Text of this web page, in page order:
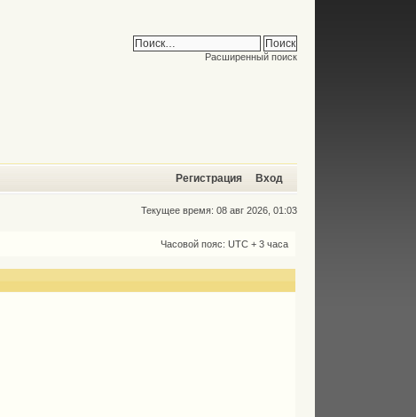
Расширенный поиск
Регистрация Вход
Текущее время: 08 авг 2026, 01:03
Часовой пояс: UTC + 3 часа